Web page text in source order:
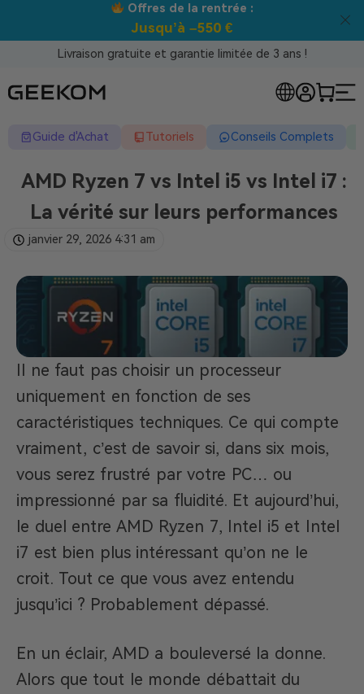
Meilleur prix garanti tous canaux !
Livraison gratuite et garantie limitée de 3 ans !
Guide d'Achat Tutoriels Conseils Complets
AMD Ryzen 7 vs Intel i5 vs Intel i7 :
La vérité sur leurs performances
janvier 29, 2026 4:31 am
Il ne faut pas choisir un processeur
uniquement en fonction de ses
caractéristiques techniques. Ce qui compte
vraiment, c’est de savoir si, dans six mois,
vous serez frustré par votre PC… ou
impressionné par sa fluidité. Et aujourd’hui,
le duel entre AMD Ryzen 7, Intel i5 et Intel
i7 est bien plus intéressant qu’on ne le
croit. Tout ce que vous avez entendu
jusqu’ici ? Probablement dépassé.
En un éclair, AMD a bouleversé la donne.
Alors que tout le monde débattait du